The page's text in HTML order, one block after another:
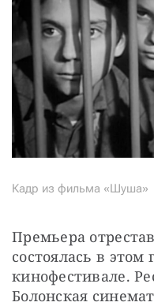
Кадр из фильма «Шуша»
Премьера
состоялась в
кинофестивале.
Болонская